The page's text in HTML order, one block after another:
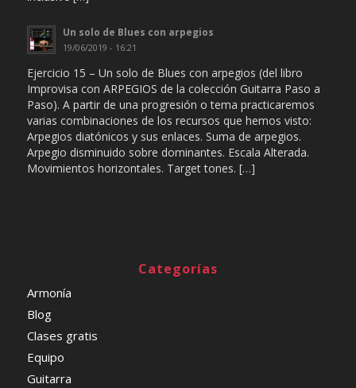
Un solo de Blues con arpegios
19/06/2019 - 16:21
Ejercicio 15 – Un solo de Blues con arpegios (del libro
Improvisa con ARPEGIOS de la colección Guitarra Paso a
Paso). A partir de una progresión o tema practicaremos
varias combinaciones de los recursos que hemos visto:
Arpegios diatónicos y sus enlaces. Suma de arpegios.
Arpegio disminuido sobre dominantes. Escala Alterada.
Movimientos horizontales. Target tones. […]
Categorías
Armonía
Blog
Clases gratis
Equipo
Guitarra